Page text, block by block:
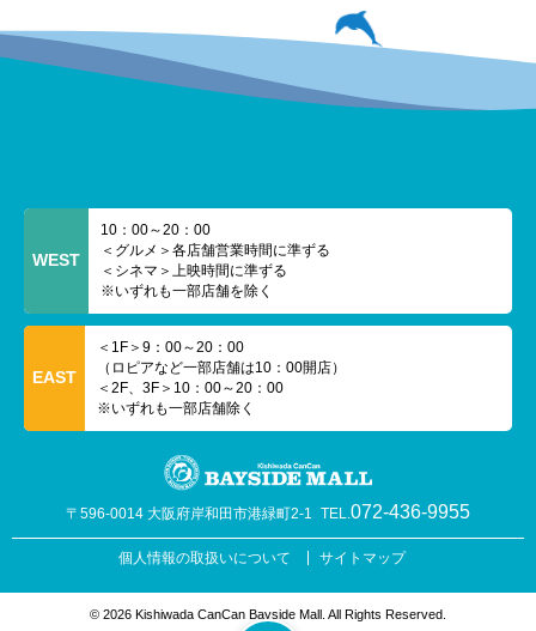
〒596-0014 大阪府岸和田市港緑町2-1 TEL. 072-436-9955
個人情報の取扱いについて サイトマップ
WEST
10：00～20：00
＜グルメ＞各店舗営業時間に準ずる
＜シネマ＞上映時間に準ずる
※いずれも一部店舗を除く
EAST
＜1F＞9：00～20：00
（ロピアなど一部店舗は10：00開店）
＜2F、3F＞10：00～20：00
※いずれも一部店舗除く
© 2026 Kishiwada CanCan Bayside Mall. All Rights Reserved.